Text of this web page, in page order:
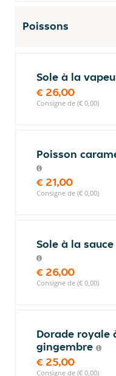
Poissons
Sole à la
€ 26,00
Consigne de (€ 0,00)
Poisson
€ 21,00
Consigne de (€ 0,00)
Sole à la
€ 26,00
Consigne de (€ 0,00)
Dorade royale
gingembre
€ 25,00
Consigne de (€ 0,00)